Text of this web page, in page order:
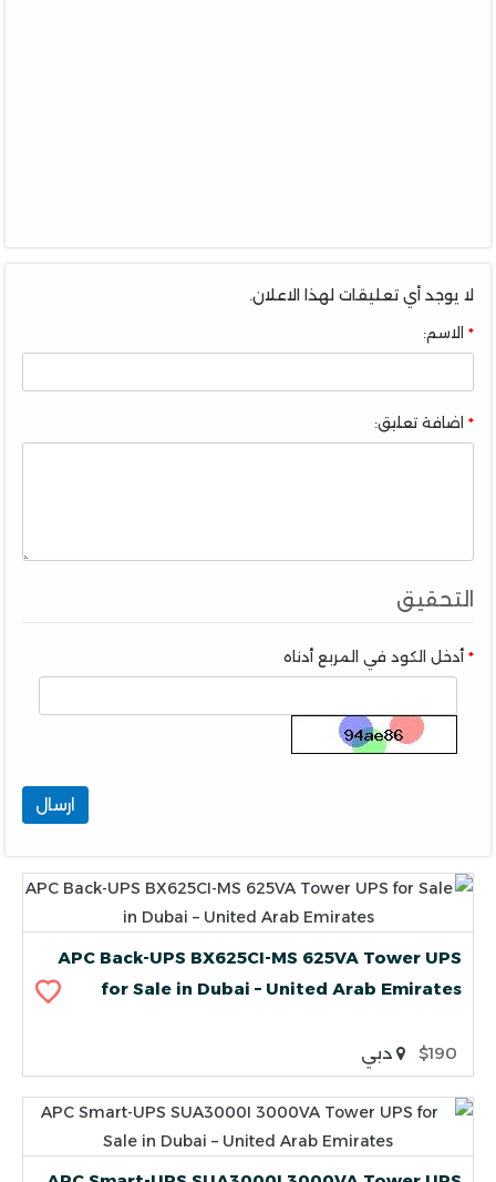
لا يوجد أي تعليقات لهذا الاعلان.
الاسم:
اضافة تعليق:
التحقيق
أدخل الكود في المربع أدناه
ارسال
APC Back-UPS BX625CI-MS 625VA Tower UPS
for Sale in Dubai – United Arab Emirates
$190 دبي